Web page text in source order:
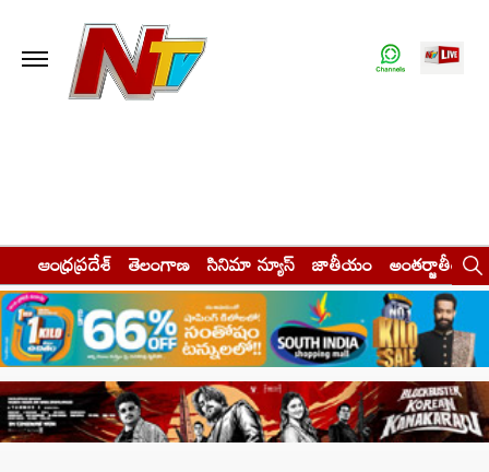
ఆంధ్రప్రదేశ్ తెలంగాణ సినిమా న్యూస్ జాతీయం అంతర్జాతీయం